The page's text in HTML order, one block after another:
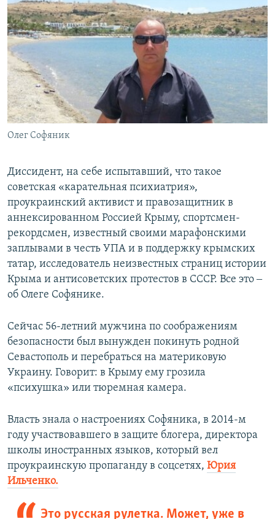
Олег Софяник
Диссидент, на себе испытавший, что такое
советская «карательная психиатрия»,
проукраинский активист и правозащитник в
аннексированном Россией Крыму, спортсмен-
рекордсмен, известный своими марафонскими
заплывами в честь УПА и в поддержку крымских
татар, исследователь неизвестных страниц истории
Крыма и антисоветских протестов в СССР. Все это ‒
об Олеге Софянике.
Сейчас 56-летний мужчина по соображениям
безопасности был вынужден покинуть родной
Севастополь и перебраться на материковую
Украину. Говорит: в Крыму ему грозила
«психушка» или тюремная камера.
Власть знала о настроениях Софяника, в 2014-м
году участвовавшего в защите блогера, директора
школы иностранных языков, который вел
проукраинскую пропаганду в соцсетях, Юрия
Ильченко.
Это русская рулетка. Может, уже в